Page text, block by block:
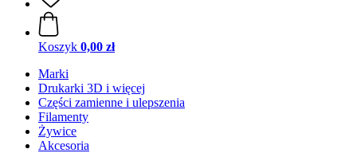
Koszyk 0,00 zł
Marki
Drukarki 3D i więcej
Części zamienne i ulepszenia
Filamenty
Żywice
Akcesoria